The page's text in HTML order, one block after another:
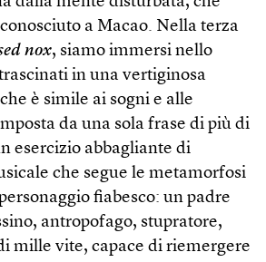
a Macao. Nella terza
nox, siamo immersi nello
in una vertiginosa
è simile ai sogni e alle
da una sola frase di più di
esercizio abbagliante di
che segue le metamorfosi
fiabesco: un padre
antropofago, stupratore,
mille vite, capace di riemergere